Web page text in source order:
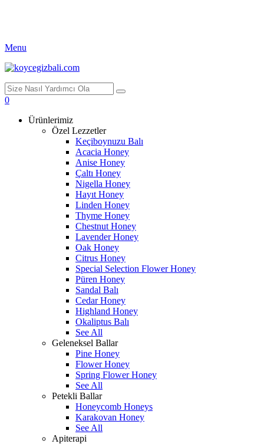
Menu
0
Ürünlerimiz
Özel Lezzetler
Keçiboynuzu Balı
Acacia Honey
Anise Honey
Çaltı Honey
Nigella Honey
Hayıt Honey
Linden Honey
Thyme Honey
Chestnut Honey
Lavender Honey
Oak Honey
Citrus Honey
Special Selection Flower Honey
Püren Honey
Sandal Balı
Cedar Honey
Highland Honey
Okaliptus Balı
See All
Geleneksel Ballar
Pine Honey
Flower Honey
Spring Flower Honey
See All
Petekli Ballar
Honeycomb Honeys
Karakovan Honey
See All
Apiterapi